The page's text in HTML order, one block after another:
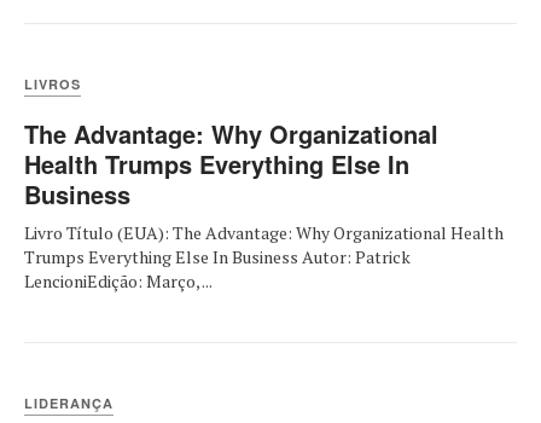
LIVROS
The Advantage: Why Organizational
Health Trumps Everything Else In
Business
Livro Título (EUA): The Advantage: Why Organizational Health
Trumps Everything Else In Business Autor: Patrick
LencioniEdição: Março, ...
LIDERANÇA